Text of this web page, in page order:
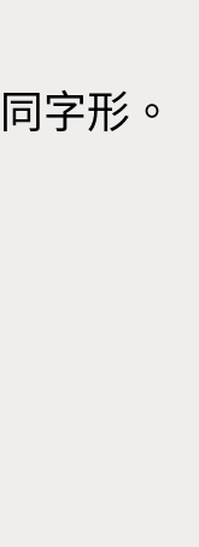
部首查詢
字形。